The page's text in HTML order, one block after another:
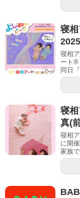
寝
寝相
ート®︎
同日
寝
真(
寝相
に開
家族